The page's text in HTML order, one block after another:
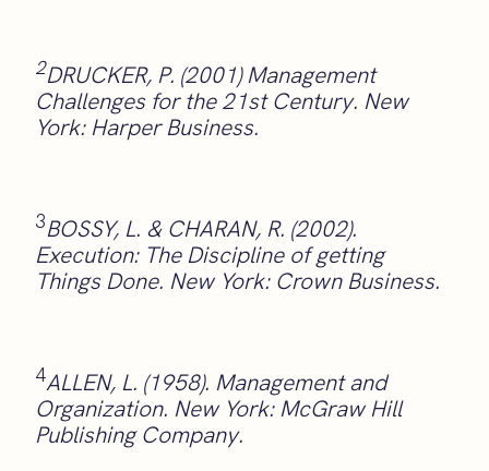
2DRUCKER, P. (2001) Management
Challenges for the 21st Century. New
York: Harper Business.
3BOSSY, L. & CHARAN, R. (2002).
Execution: The Discipline of getting
Things Done. New York: Crown Business.
4ALLEN, L. (1958). Management and
Organization. New York: McGraw Hill
Publishing Company.